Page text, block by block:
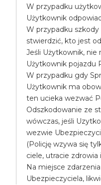
W przypadku
Użytkownik
W przypadku
stwierdzić, kto jest
Jeśli Użytkownik,
Użytkownik pojazdu
W przypadku gdy
Użytkownik ma
ten ucieka wezwać
Odszkodowanie ze
wówczas, jeśli
wezwie
(Policję wzywa się
ciele, utracie zdrowia
Na miejsce
Ubezpieczyciela,